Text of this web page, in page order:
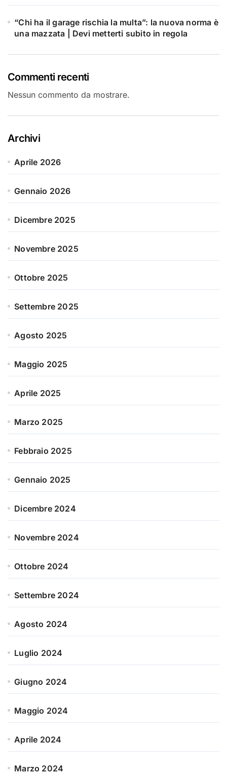
“Chi ha il garage rischia la multa”: la nuova norma è
una mazzata | Devi metterti subito in regola
Commenti recenti
Nessun commento da mostrare.
Archivi
Aprile 2026
Gennaio 2026
Dicembre 2025
Novembre 2025
Ottobre 2025
Settembre 2025
Agosto 2025
Maggio 2025
Aprile 2025
Marzo 2025
Febbraio 2025
Gennaio 2025
Dicembre 2024
Novembre 2024
Ottobre 2024
Settembre 2024
Agosto 2024
Luglio 2024
Giugno 2024
Maggio 2024
Aprile 2024
Marzo 2024